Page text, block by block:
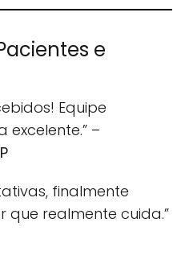
e
Equipe
–
finalmente
realmente cuida.”